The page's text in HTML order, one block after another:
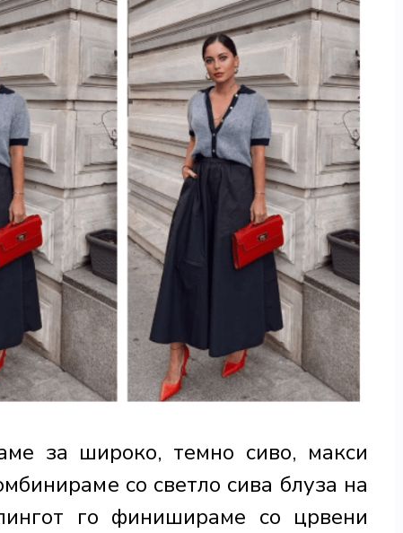
за широко, темно сиво, макси
со светло сива блуза на
го финишираме со црвени